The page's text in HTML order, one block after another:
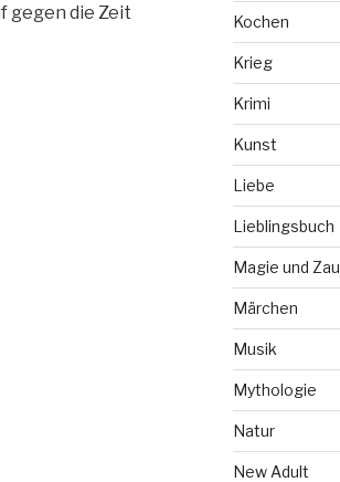
gegen die Zeit
Kochen
Krieg
Krimi
Kunst
Liebe
Lieblingsbuch
Magie und
Märchen
Musik
Mythologie
Natur
New Adult